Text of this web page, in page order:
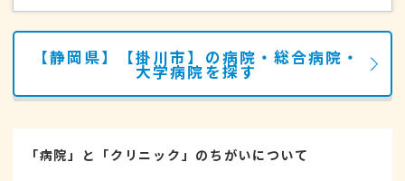
【静岡県】【掛川市】の病院・総合病院・
大学病院を探す
「病院」と「クリニック」のちがいについて